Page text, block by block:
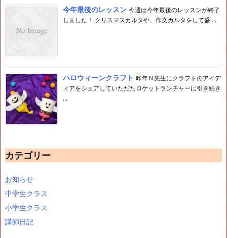
今年最後のレッスン 今週は今年最後のレッスンが終了
しました！ クリスマスカルタや、作文カルタをして盛 ...
ハロウィーンクラフト 昨年Ｎ先生にクラフトのアイデ
ィアをシェアしていただたロケットランチャーに引き続き
...
カテゴリー
お知らせ
中学生クラス
小学生クラス
講師日記